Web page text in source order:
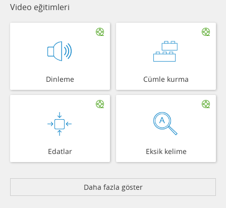
Video eğitimleri
Dinleme Cümle kurma
Edatlar Eksik kelime
Daha fazla göster